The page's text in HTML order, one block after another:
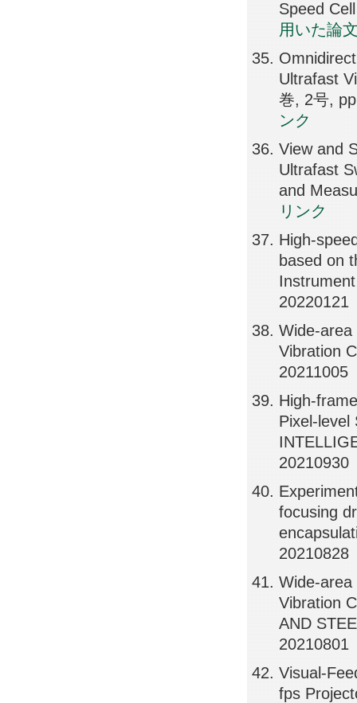
Speed
用いた論
Ultrafast
巻, 2号,
ンク
View and
Ultrafast
and
リンク
High-
based on
20220121
Wide-
Vibration
20211005
High-
Pixel-level
20210930
focusing
20210828
Wide-
Vibration
AND
20210801
Visual-
fps